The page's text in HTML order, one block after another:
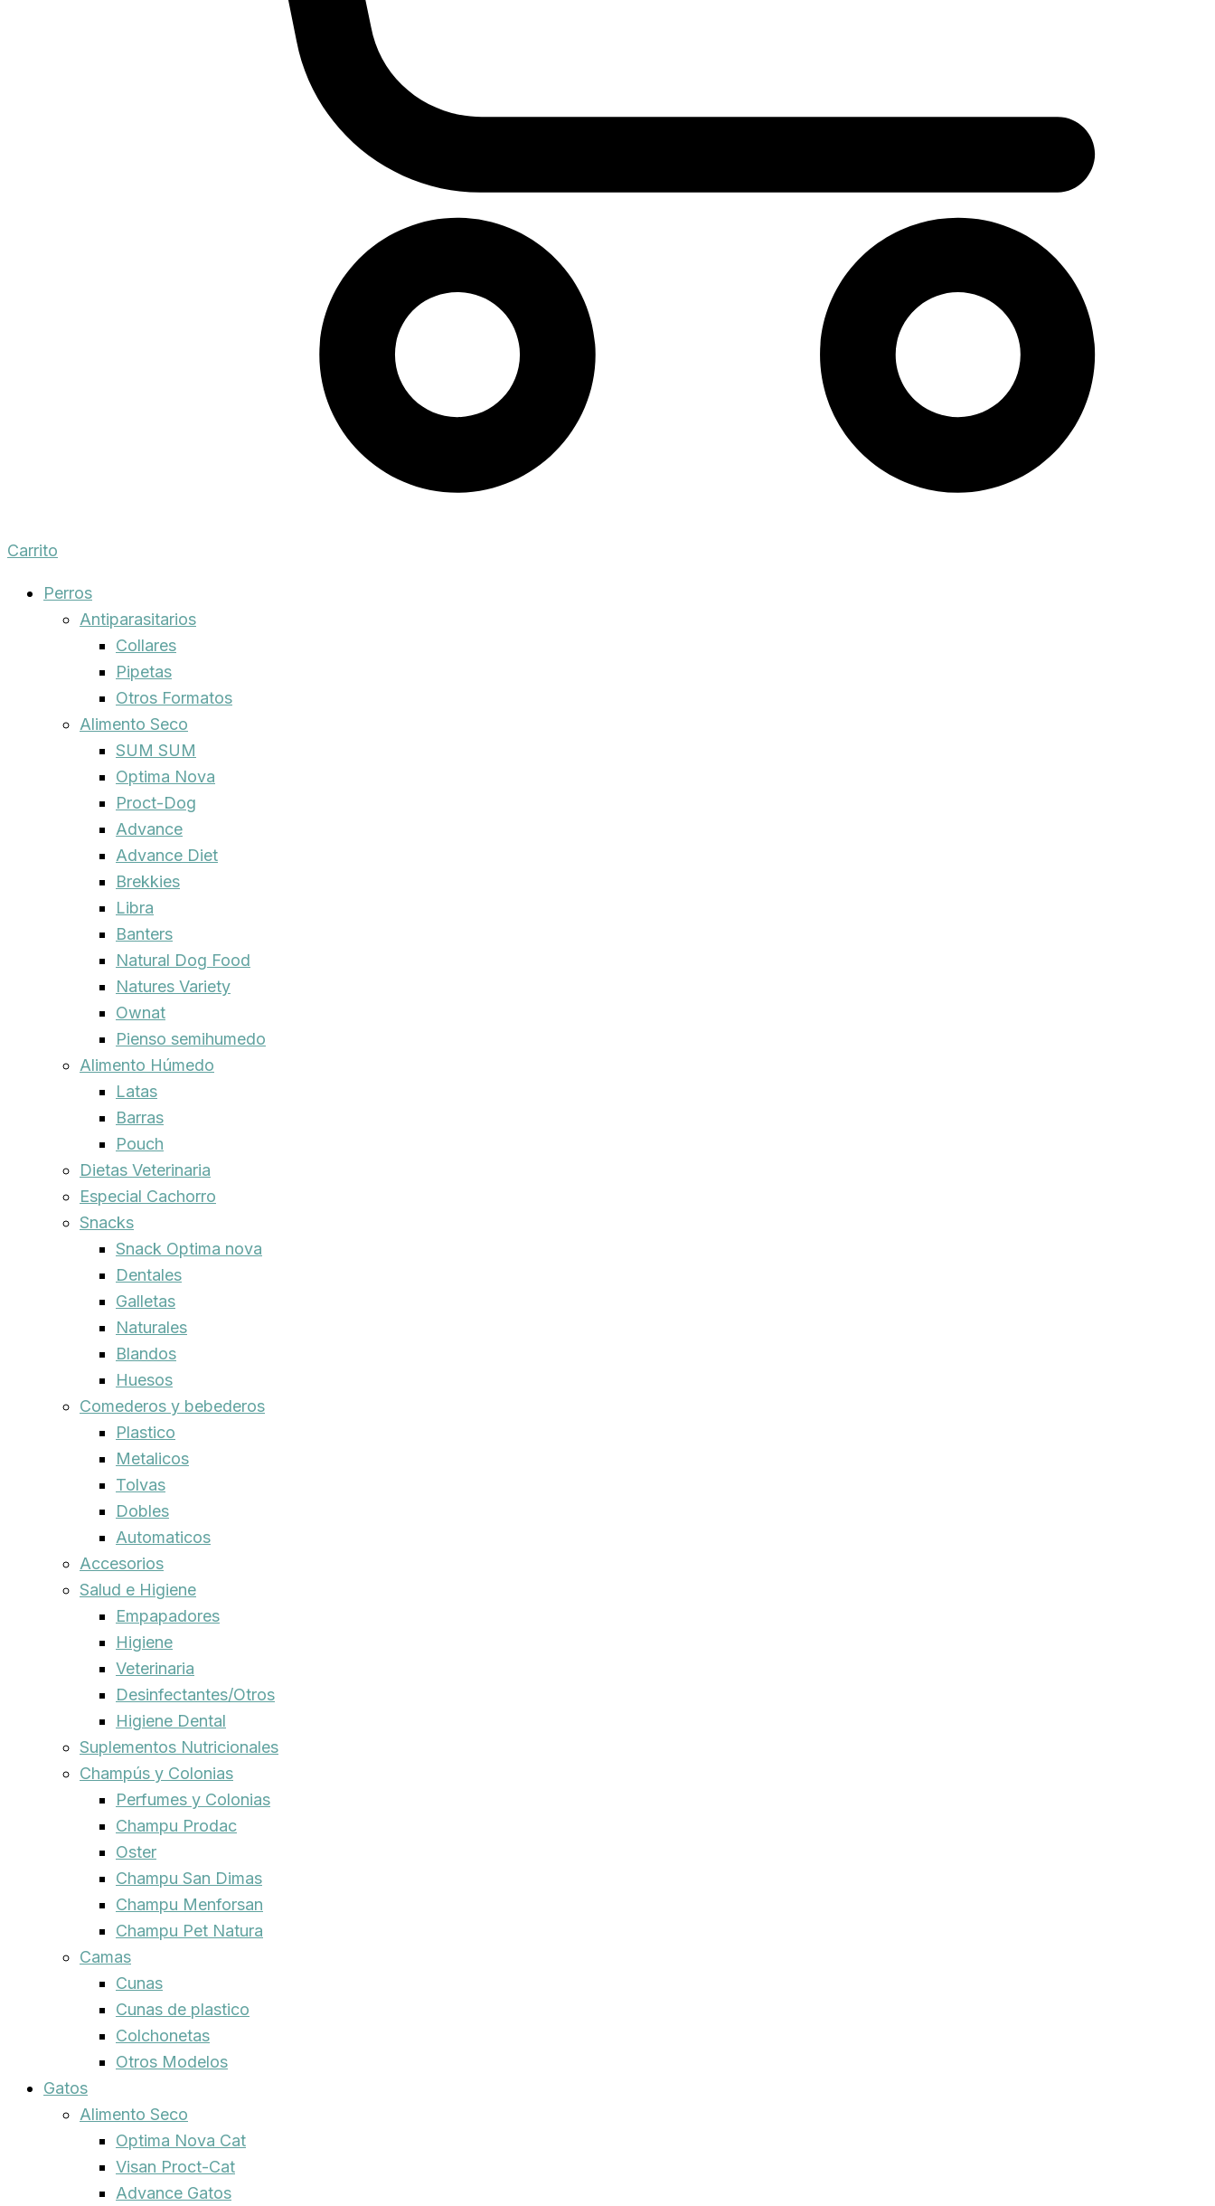
Carrito
Perros
Antiparasitarios
Collares
Pipetas
Otros Formatos
Alimento Seco
SUM SUM
Optima Nova
Proct-Dog
Advance
Advance Diet
Brekkies
Libra
Banters
Natural Dog Food
Natures Variety
Ownat
Pienso semihumedo
Alimento Húmedo
Latas
Barras
Pouch
Dietas Veterinaria
Especial Cachorro
Snacks
Snack Optima nova
Dentales
Galletas
Naturales
Blandos
Huesos
Comederos y bebederos
Plastico
Metalicos
Tolvas
Dobles
Automaticos
Accesorios
Salud e Higiene
Empapadores
Higiene
Veterinaria
Desinfectantes/Otros
Higiene Dental
Suplementos Nutricionales
Champús y Colonias
Perfumes y Colonias
Champu Prodac
Oster
Champu San Dimas
Champu Menforsan
Champu Pet Natura
Camas
Cunas
Cunas de plastico
Colchonetas
Otros Modelos
Gatos
Alimento Seco
Optima Nova Cat
Visan Proct-Cat
Advance Gatos